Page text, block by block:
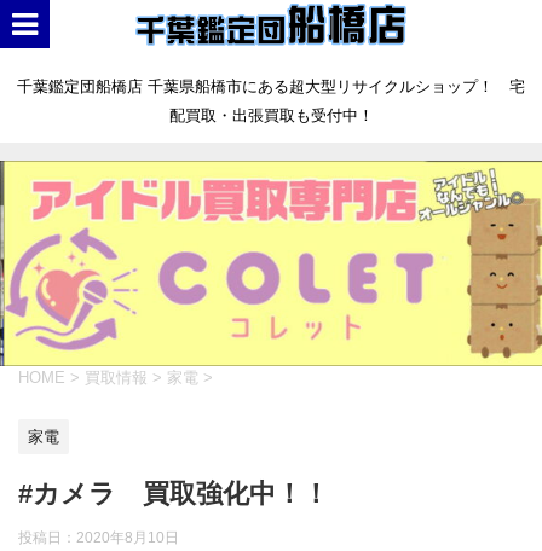
千葉鑑定団船橋店 千葉県船橋市にある超大型リサイクルショップ！ 宅
配買取・出張買取も受付中！
HOME > 買取情報 > 家電 >
家電
#カメラ 買取強化中！！
投稿日： 2020年8月10日